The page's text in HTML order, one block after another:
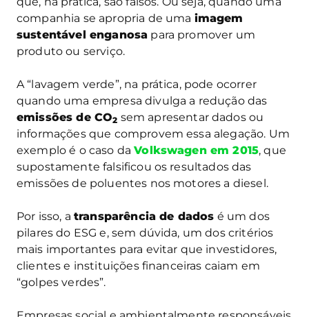
companhia se apropria de uma imagem
sustentável enganosa para promover um
produto ou serviço.
A “lavagem verde”, na prática, pode ocorrer
quando uma empresa divulga a redução das
emissões de CO2 sem apresentar dados ou
informações que comprovem essa alegação. Um
exemplo é o caso daVolkswagen em 2015, que
supostamente falsificou os resultados das
emissões de poluentes nos motores a diesel.
Por isso, a transparência de dados é um dos
pilares do ESG e, sem dúvida, um dos critérios
mais importantes para evitar que investidores,
clientes e instituições financeiras caiam em
“golpes verdes”.